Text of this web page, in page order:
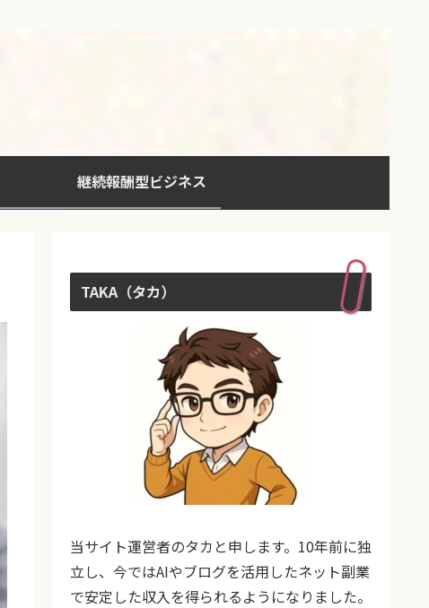
継続報酬型ビジネス
TAKA（タカ）
当サイト運営者のタカと申します。10年前に独
立し、今ではAIやブログを活用したネット副業
で安定した収入を得られるようになりました。